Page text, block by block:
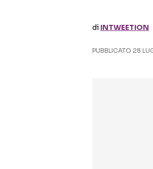
di INTWEETION
PUBBLICATO 28